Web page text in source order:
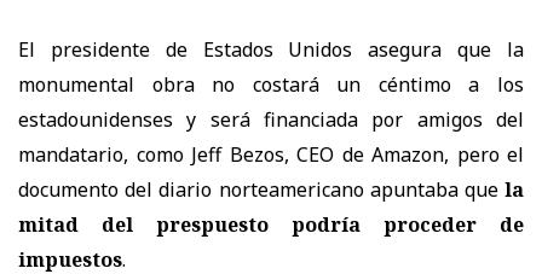
El presidente de Estados Unidos asegura que la
monumental obra no costará un céntimo a los
estadounidenses y será financiada por amigos del
mandatario, como Jeff Bezos, CEO de Amazon, pero el
documento del diario norteamericano apuntaba que la
mitad del prespuesto podría proceder de
impuestos.